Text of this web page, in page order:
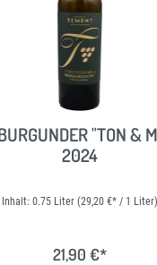
"TON &
024
Inhalt: 0.75 Liter (29,20 €* / 1 Liter)
21,90 €*